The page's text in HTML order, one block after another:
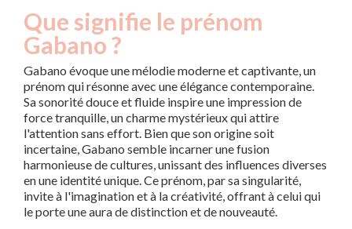
Que signifie le prénom
Gabano ?
Gabano évoque une mélodie moderne et captivante, un
prénom qui résonne avec une élégance contemporaine.
Sa sonorité douce et fluide inspire une impression de
force tranquille, un charme mystérieux qui attire
l'attention sans effort. Bien que son origine soit
incertaine, Gabano semble incarner une fusion
harmonieuse de cultures, unissant des influences diverses
en une identité unique. Ce prénom, par sa singularité,
invite à l'imagination et à la créativité, offrant à celui qui
le porte une aura de distinction et de nouveauté.